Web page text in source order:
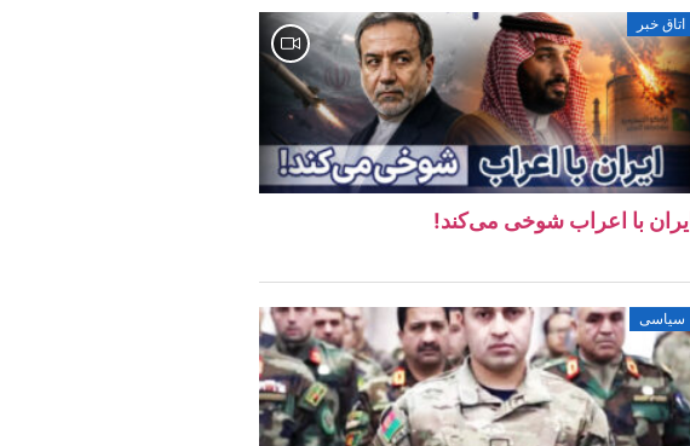
اتاق خبر
ایران با اعراب شوخی می‌کند!
سیاسی